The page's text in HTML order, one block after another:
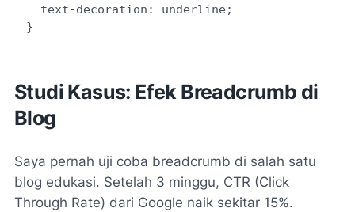
Studi Kasus: Efek Breadcrumb di
Blog
Saya pernah uji coba breadcrumb di salah satu
blog edukasi. Setelah 3 minggu, CTR (Click
Through Rate) dari Google naik sekitar 15%.